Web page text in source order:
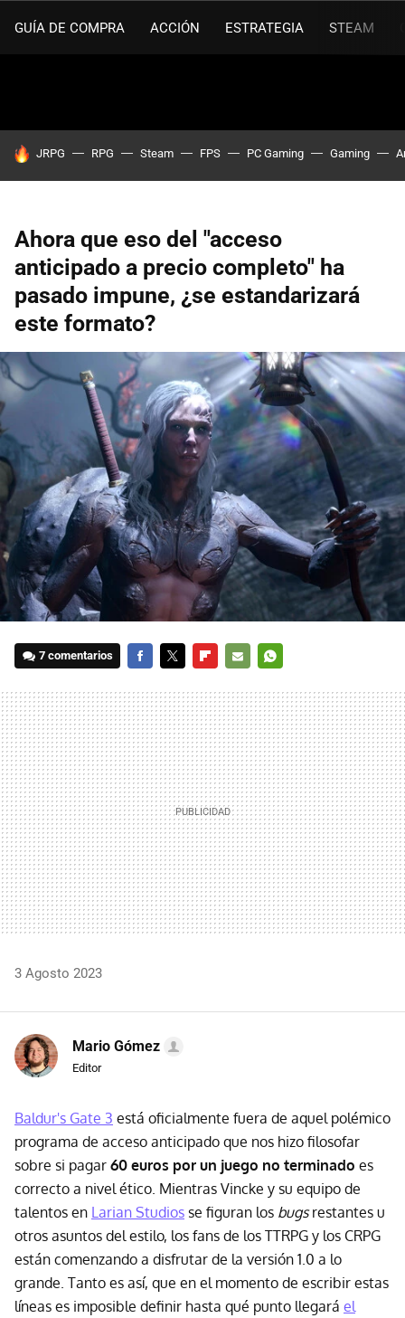
GUÍA DE COMPRA ACCIÓN ESTRATEGIA STEAM
HOY SE HABLA DE
JRPG RPG Steam FPS PC Gaming Gaming
Ahora que eso del "acceso
anticipado a precio completo" ha
pasado impune, ¿se estandarizará
este formato?
7 comentarios
MAIL
3 Agosto 2023
Mario Gómez
Editor
Baldur's Gate 3 está oficialmente fuera de aquel polémico
programa de acceso anticipado que nos hizo filosofar
sobre si pagar 60 euros por un juego no terminado es
correcto a nivel ético. Mientras Vincke y su equipo de
talentos en Larian Studios se figuran los bugsrestantes u
otros asuntos del estilo, los fans de los TTRPG y los CRPG
están comenzando a disfrutar de la versión 1.0 a lo
grande. Tanto es así, que en el momento de escribir estas
líneas es imposible definir hasta qué punto llegará el